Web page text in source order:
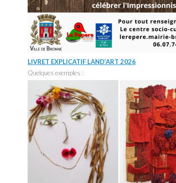
LIVRET EXPLICATIF LAND’ART 2026
Quelques exemples :